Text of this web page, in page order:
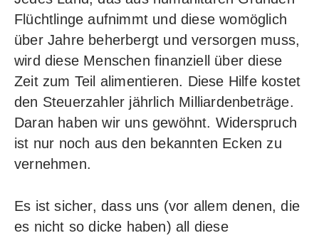
Flüchtlinge aufnimmt und diese womöglich
über Jahre beherbergt und versorgen muss,
wird diese Menschen finanziell über diese
Zeit zum Teil alimentieren. Diese Hilfe kostet
den Steuerzahler jährlich Milliardenbeträge.
Daran haben wir uns gewöhnt. Widerspruch
ist nur noch aus den bekannten Ecken zu
vernehmen.
Es ist sicher, dass uns (vor allem denen, die
es nicht so dicke haben) all diese